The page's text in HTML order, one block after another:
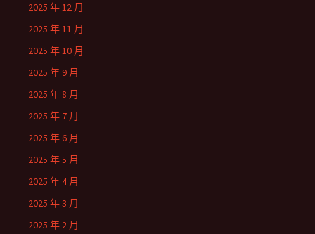
2025 年 12 月
2025 年 11 月
2025 年 10 月
2025 年 9 月
2025 年 8 月
2025 年 7 月
2025 年 6 月
2025 年 5 月
2025 年 4 月
2025 年 3 月
2025 年 2 月